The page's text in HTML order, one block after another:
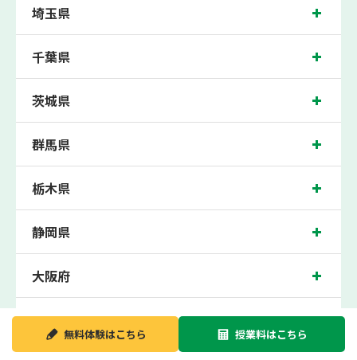
流山おおたかの森校では、おおたかの森小学校、小山小学校、西初石小学校の各小
んに多数お通いいただき、中間テスト、期末テストなどのテスト対策や高校受験・
大学受験に向けた受験指導などを実施。
流山おおたかの森近くの塾・個別指導塾。流山おおたかの森駅（千葉県流山市おお
たかの森西）周辺の小学生・中学生・高校生の成績アップの塾・個別指導塾なら
千葉県流山市おおたかの森西の保護者の方や生徒さんにクチコミで絶大な評価をい
流山おおたかの森校の住所は千葉県流山市おおたかの森西。周辺には三井住友銀行
おおたかの森支店や千葉銀行流山おおたかの森支店などがございます。流山おおた
かの森駅徒歩1分に位置する塾・個別指導塾です。流山おおたかの森校は、流山お
おたかの森駅はもちろん、近隣の初石駅や豊四季駅にお住まいの方からも続々お問
埼玉県
千葉県
茨城県
群馬県
栃木県
静岡県
大阪府
新潟県
無料体験はこちら 授業料はこちら